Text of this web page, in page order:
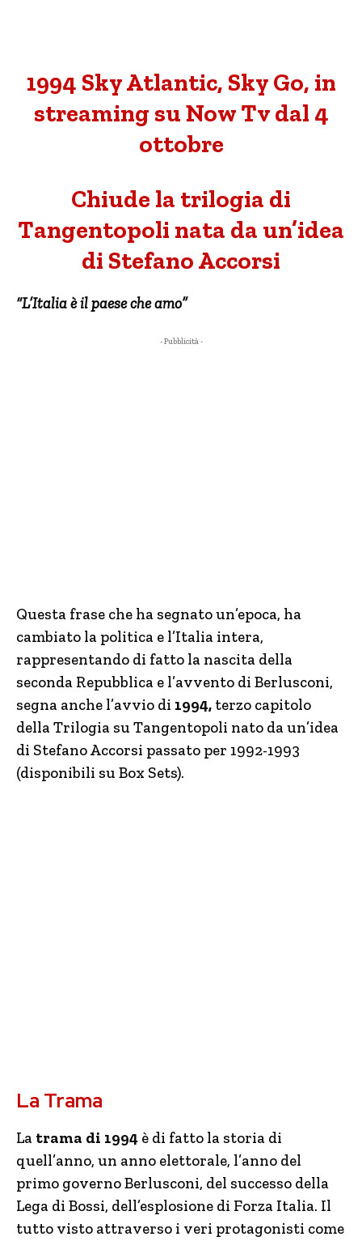
1994 Sky Atlantic, Sky Go, in
streaming su Now Tv dal 4
ottobre
Chiude la trilogia di
Tangentopoli nata da un’idea
di Stefano Accorsi
“L’Italia è il paese che amo”
- Pubblicità -
Questa frase che ha segnato un’epoca, ha
cambiato la politica e l’Italia intera,
rappresentando di fatto la nascita della
seconda Repubblica e l’avvento di Berlusconi,
segna anche l’avvio di 1994, terzo capitolo
della Trilogia su Tangentopoli nato da un’idea
di Stefano Accorsi passato per 1992-1993
(disponibili su Box Sets).
La Trama
La trama di 1994 è di fatto la storia di
quell’anno, un anno elettorale, l’anno del
primo governo Berlusconi, del successo della
Lega di Bossi, dell’esplosione di Forza Italia. Il
tutto visto attraverso i veri protagonisti come